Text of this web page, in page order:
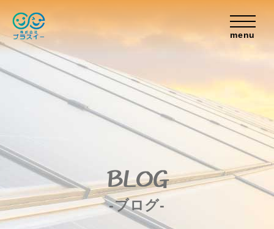
menu
BLOG
-ブログ-